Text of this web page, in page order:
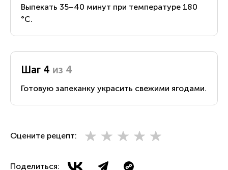
Выпекать 35–40 минут при температуре 180
°С.
Шаг 4 из 4
Готовую запеканку украсить свежими ягодами.
Оцените рецепт:
Поделиться: